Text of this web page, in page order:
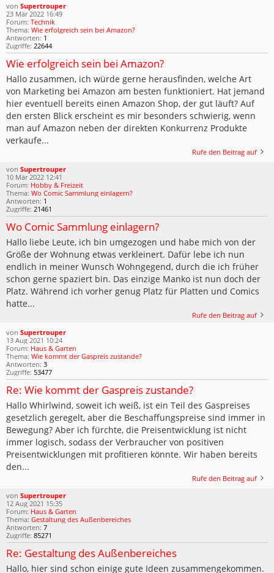
von Supertrouper
23 Mär 2022 16:49
Forum: Technik
Thema: Wie erfolgreich sein bei Amazon?
Antworten: 1
Zugriffe: 22644
Wie erfolgreich sein bei Amazon?
Hallo zusammen, ich würde gerne herausfinden, welche Art
von Marketing bei Amazon am besten funktioniert. Hat jemand
hier eventuell bereits einen Amazon Shop, der gut läuft? Auf
den ersten Blick erscheint es mir besonders schwierig, wenn
man auf Amazon neben der direkten Konkurrenz Produkte
verkaufe...
Rufe den Beitrag auf
von Supertrouper
10 Mär 2022 12:41
Forum: Hobby & Freizeit
Thema: Wo Comic Sammlung einlagern?
Antworten: 1
Zugriffe: 21461
Wo Comic Sammlung einlagern?
Hallo liebe Leute, ich bin umgezogen und habe mich von der
Größe der Wohnung etwas verkleinert. Dafür lebe ich nun
endlich in meiner Wunsch Wohngegend, durch die ich früher
schon gerne spaziert bin. Das einzige Manko ist nun doch der
Platz. Während ich vorher genug Platz für Platten und Comics
hatte...
Rufe den Beitrag auf
von Supertrouper
13 Aug 2021 10:24
Forum: Haus & Garten
Thema: Wie kommt der Gaspreis zustande?
Antworten: 3
Zugriffe: 53477
Re: Wie kommt der Gaspreis zustande?
Hallo Whirlwind, soweit ich weiß, ist ein Teil des Gaspreises
gesetzlich geregelt, aber die Beschaffungspreise sind immer in
Bewegung? Aber ich fürchte, die Preisentwicklung ist nicht
immer logisch, sodass der Verbraucher von positiven
Preisentwicklungen mit profitieren könnte. Wir haben bereits
den...
Rufe den Beitrag auf
von Supertrouper
12 Aug 2021 15:35
Forum: Haus & Garten
Thema: Gestaltung des Außenbereiches
Antworten: 7
Zugriffe: 85271
Re: Gestaltung des Außenbereiches
Hallo, hier sind schon einige gute Ideen zusammengekommen.